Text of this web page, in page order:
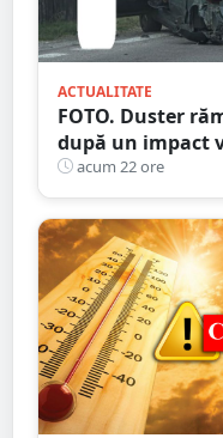
ACTUALITATE
FOTO. Duster
după un impact
implicarea unei
acum 22 ore